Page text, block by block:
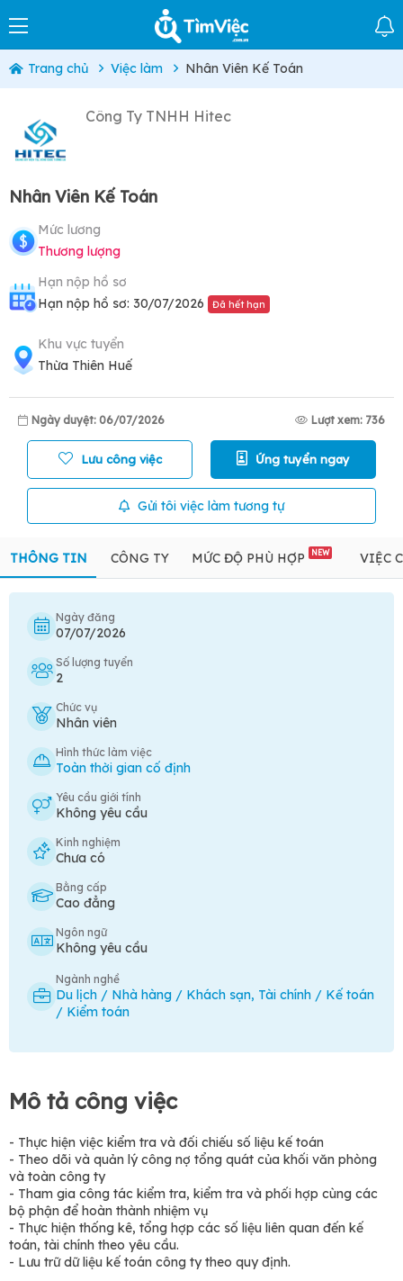
Trang chủ Việc làm Nhân Viên Kế Toán
Công Ty TNHH Hitec
Nhân Viên Kế Toán
Mức lương
Thương lượng
Hạn nộp hồ sơ
Hạn nộp hồ sơ: 30/07/2026
Đã hết hạn
Khu vực tuyển
Thừa Thiên Huế
Ngày duyệt: 06/07/2026 Lượt xem: 736
Lưu công việc Ứng tuyển ngay
Gửi tôi việc làm tương tự
THÔNG TIN CÔNG TY MỨC ĐỘ PHÙ HỢP NEW VIỆC
Ngày đăng
07/07/2026
Số lượng tuyển
2
Chức vụ
Nhân viên
Hình thức làm việc
Toàn thời gian cố định
Yêu cầu giới tính
Không yêu cầu
Kinh nghiệm
Chưa có
Bằng cấp
Cao đẳng
Ngôn ngữ
Không yêu cầu
Ngành nghề
Du lịch / Nhà hàng / Khách sạn, Tài chính / Kế toán
/ Kiểm toán
Mô tả công việc
- Thực hiện việc kiểm tra và đối chiếu số liệu kế toán
- Theo dõi và quản lý công nợ tổng quát của khối văn phòng
và toàn công ty
- Tham gia công tác kiểm tra, kiểm tra và phối hợp cùng các
bộ phận để hoàn thành nhiệm vụ
- Thực hiện thống kê, tổng hợp các số liệu liên quan đến kế
toán, tài chính theo yêu cầu.
- Lưu trữ dữ liệu kế toán công ty theo quy định.